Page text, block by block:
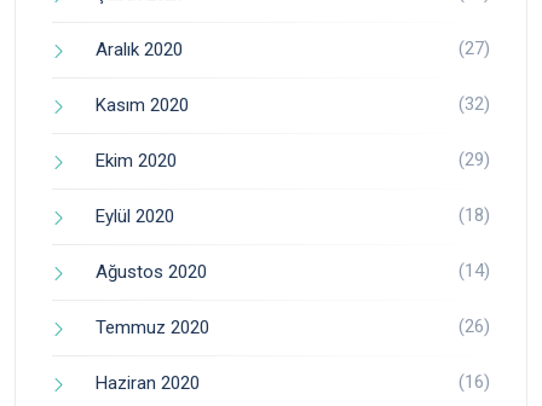
Aralık 2020 (27)
Kasım 2020 (32)
Ekim 2020 (29)
Eylül 2020 (18)
Ağustos 2020 (14)
Temmuz 2020 (26)
Haziran 2020 (16)